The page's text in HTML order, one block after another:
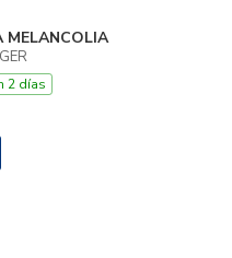
MELANCOLIA
2 días